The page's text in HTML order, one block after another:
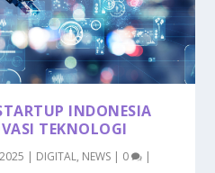
INDONESIA
TEKNOLOGI
| DIGITAL, NEWS | 0 |